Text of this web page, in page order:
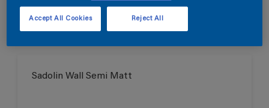
Sadolin Wall Semi Matt
Reject All
Accept All Cookies